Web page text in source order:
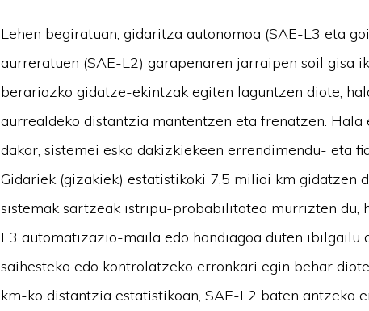
Lehen begiratuan, gidaritza autonomoa (SAE-L3 eta
aurreratuen (SAE-L2) garapenaren jarraipen soil gisa
berariazko gidatze-ekintzak egiten laguntzen diote,
aurrealdeko distantzia mantentzen eta frenatzen.
dakar, sistemei eska dakizkiekeen errendimendu- eta
Gidariek (gizakiek) estatistikoki 7,5 milioi km gidatzen
sistemak sartzeak istripu-probabilitatea murrizten du,
L3 automatizazio-maila edo handiagoa duten ibilgailu
saihesteko edo kontrolatzeko erronkari egin behar
km-ko distantzia estatistikoan, SAE-L2 baten antzeko